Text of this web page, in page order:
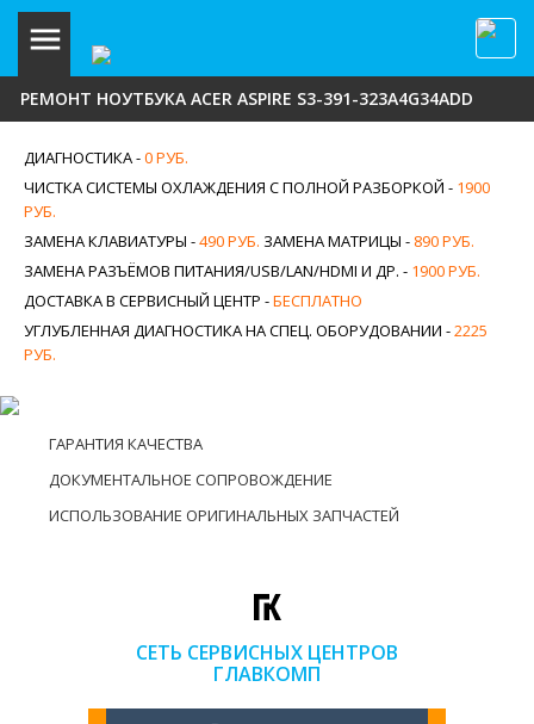
СЕТЬ СЕРВИСНЫХ ЦЕНТРОВ
ГЛАВКОМП
РЕМОНТ НОУТБУКА ACER ASPIRE S3-391-323A4G34ADD
ДИАГНОСТИКА -0 РУБ.
ЧИСТКА СИСТЕМЫ ОХЛАЖДЕНИЯ С ПОЛНОЙ РАЗБОРКОЙ - 1900
РУБ.
ЗАМЕНА КЛАВИАТУРЫ -490 РУБ. ЗАМЕНА МАТРИЦЫ - 890 РУБ.
ЗАМЕНА РАЗЪЁМОВ ПИТАНИЯ/USB/LAN/HDMI И ДР. - 1900 РУБ.
ДОСТАВКА В СЕРВИСНЫЙ ЦЕНТР -БЕСПЛАТНО
УГЛУБЛЕННАЯ ДИАГНОСТИКА НА СПЕЦ. ОБОРУДОВАНИИ -2225
РУБ.
ГАРАНТИЯ КАЧЕСТВА
ДОКУМЕНТАЛЬНОЕ СОПРОВОЖДЕНИЕ
ИСПОЛЬЗОВАНИЕ ОРИГИНАЛЬНЫХ ЗАПЧАСТЕЙ